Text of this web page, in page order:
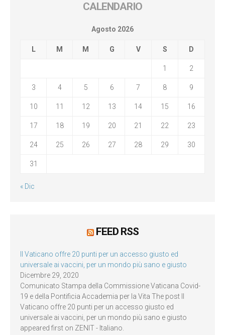
CALENDARIO
Agosto 2026
L M M G V S D
1 2
3 4 5 6 7 8 9
10 11 12 13 14 15 16
17 18 19 20 21 22 23
24 25 26 27 28 29 30
31
« Dic
FEED RSS
Il Vaticano offre 20 punti per un accesso giusto ed
universale ai vaccini, per un mondo più sano e giusto
Dicembre 29, 2020
Comunicato Stampa della Commissione Vaticana Covid-
19 e della Pontificia Accademia per la Vita The post Il
Vaticano offre 20 punti per un accesso giusto ed
universale ai vaccini, per un mondo più sano e giusto
appeared first on ZENIT - Italiano.